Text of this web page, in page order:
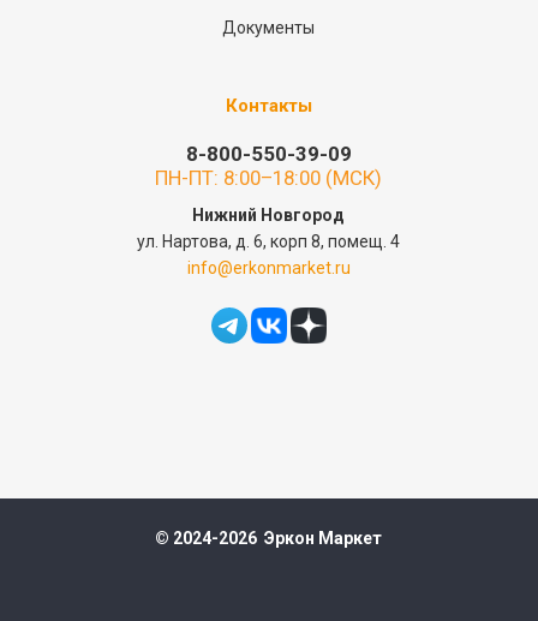
Документы
Контакты
8-800-550-39-09
ПН-ПТ: 8:00–18:00 (МСК)
Нижний Новгород
ул. Нартова, д. 6, корп 8, помещ. 4
info@erkonmarket.ru
© 2024-2026 Эркон Маркет